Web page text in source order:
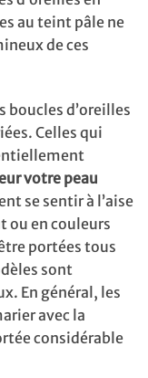
au teint pâle ne
de ces
boucles d’oreilles
Celles qui
votre peau
se sentir à l’aise
ou en couleurs
portées tous
sont
En général, les
avec la
considérable